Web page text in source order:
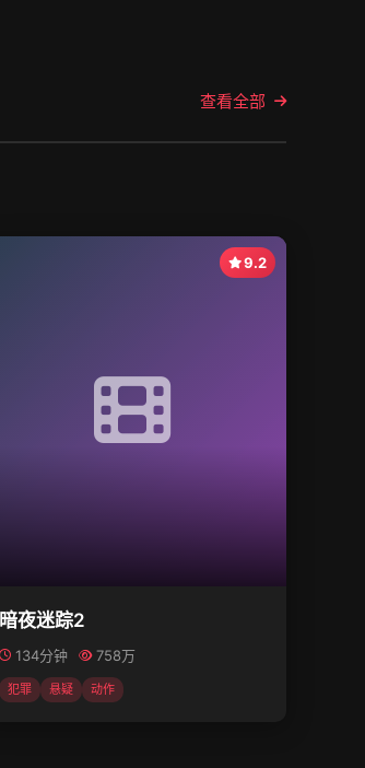
查看全部
9.2
暗夜迷踪2
134分钟 758万
犯罪 悬疑 动作